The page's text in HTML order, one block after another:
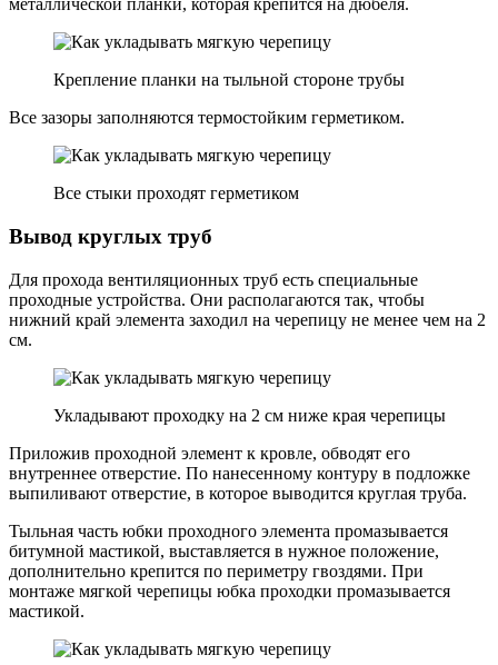
металлической планки, которая крепится на дюбеля.
Крепление планки на тыльной стороне трубы
Все зазоры заполняются термостойким герметиком.
Все стыки проходят герметиком
Вывод круглых труб
Для прохода вентиляционных труб есть специальные
проходные устройства. Они располагаются так, чтобы
нижний край элемента заходил на черепицу не менее чем на 2
см.
Укладывают проходку на 2 см ниже края черепицы
Приложив проходной элемент к кровле, обводят его
внутреннее отверстие. По нанесенному контуру в подложке
выпиливают отверстие, в которое выводится круглая труба.
Тыльная часть юбки проходного элемента промазывается
битумной мастикой, выставляется в нужное положение,
дополнительно крепится по периметру гвоздями. При
монтаже мягкой черепицы юбка проходки промазывается
мастикой.